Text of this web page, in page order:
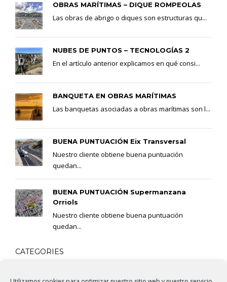
OBRAS MARÍTIMAS – DIQUE ROMPEOLAS
Las obras de abrigo o diques son estructuras qu...
NUBES DE PUNTOS – TECNOLOGÍAS 2
En el artículo anterior explicamos en qué consi...
BANQUETA EN OBRAS MARÍTIMAS
Las banquetas asociadas a obras marítimas son l...
BUENA PUNTUACIÓN Eix Transversal
Nuestro cliente obtiene buena puntuación
quedan...
BUENA PUNTUACIÓN Supermanzana
Orriols
Nuestro cliente obtiene buena puntuación
quedan...
CATEGORIES